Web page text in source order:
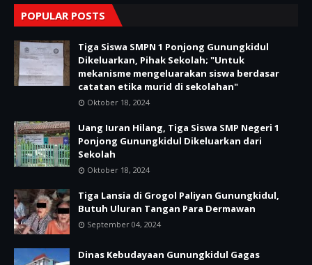
POPULAR POSTS
Tiga Siswa SMPN 1 Ponjong Gunungkidul
Dikeluarkan, Pihak Sekolah; "Untuk
mekanisme mengeluarakan siswa berdasar
catatan etika murid di sekolahan"
Oktober 18, 2024
Uang Iuran Hilang, Tiga Siswa SMP Negeri 1
Ponjong Gunungkidul Dikeluarkan dari
Sekolah
Oktober 18, 2024
Tiga Lansia di Grogol Paliyan Gunungkidul,
Butuh Uluran Tangan Para Dermawan
September 04, 2024
Dinas Kebudayaan Gunungkidul Gagas